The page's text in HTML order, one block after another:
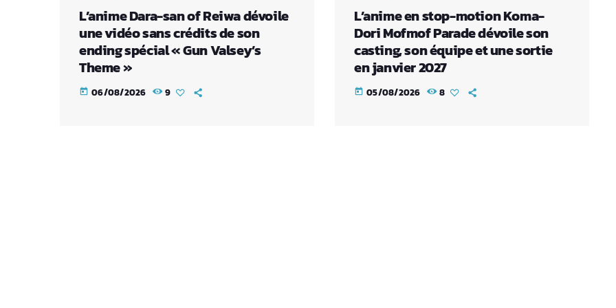
L’anime Dara-san of Reiwa dévoile
une vidéo sans crédits de son
ending spécial « Gun Valsey’s
Theme »
today 06/08/2026 9
L’anime en stop-motion Koma-
Dori Mofmof Parade dévoile son
casting, son équipe et une sortie
en janvier 2027
today 05/08/2026 8